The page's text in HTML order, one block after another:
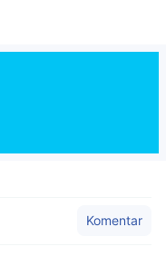
Komentar